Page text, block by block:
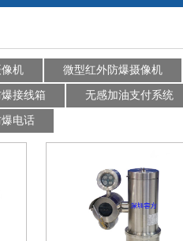
机 微型红外防爆摄像机
爆接线箱 无感加油支付系统
爆电话